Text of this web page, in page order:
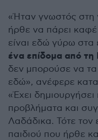
«Ήταν γνωστός στη
ήρθε να πάρει
είναι εδώ γύρω στα
ένα επίδομα από τη
δεν μπορούσε να
εδώ», ανέφερε
«Έχει
προβλήματα και
Λαδάδικα. Τότε τον
παιδιού που ήρθε